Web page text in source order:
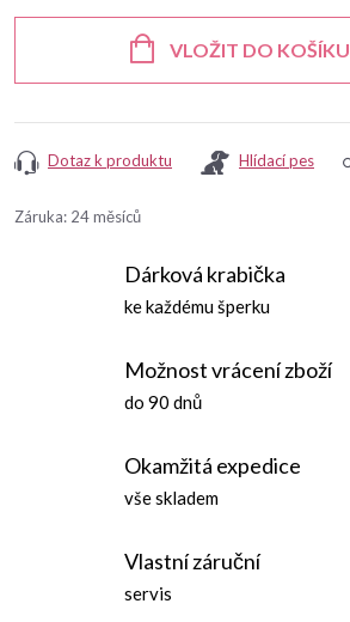
VLOŽIT DO KOŠÍKU
Dotaz k produktu Hlídací pes
Záruka: 24 měsíců
Dárková krabička
ke každému šperku
Možnost vrácení zboží
do 90 dnů
Okamžitá expedice
vše skladem
Vlastní záruční
servis